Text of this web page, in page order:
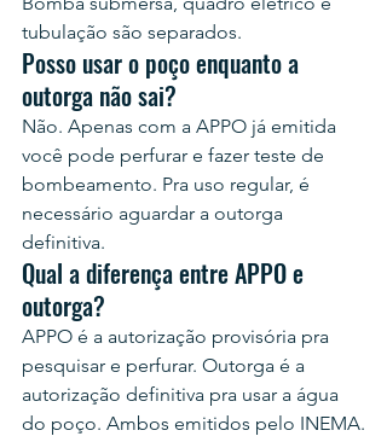
tubulação são separados.
Posso usar o poço enquanto a
outorga não sai?
Não. Apenas com a APPO já emitida
você pode perfurar e fazer teste de
bombeamento. Pra uso regular, é
necessário aguardar a outorga
definitiva.
Qual a diferença entre APPO e
outorga?
APPO é a autorização provisória pra
pesquisar e perfurar. Outorga é a
autorização definitiva pra usar a água
do poço. Ambos emitidos pelo INEMA.